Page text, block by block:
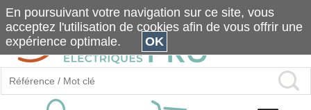
En poursuivant votre navigation sur ce site, vous
acceptez l'utilisation de cookies afin de vous offrir une
expérience optimale.
OK